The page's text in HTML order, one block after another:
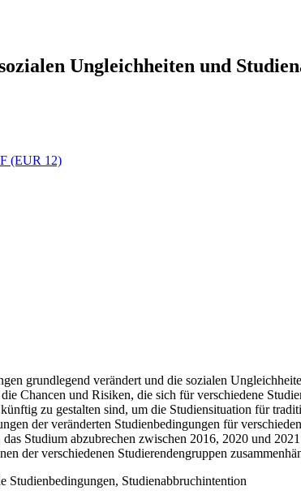
Ungleichheiten und
(EUR 12)
grundlegend verändert und die sozialen
Chancen und Risiken, die sich für verschiedene
zu gestalten sind, um die Studiensituation für
der veränderten Studienbedingungen für
Studium abzubrechen zwischen 2016, 2020 und
der verschiedenen Studierendengruppen
Studienabbruchintention